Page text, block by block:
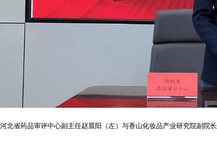
河北省药品审评中心副主任赵晨阳（左）与香山化妆品产业研究院副院